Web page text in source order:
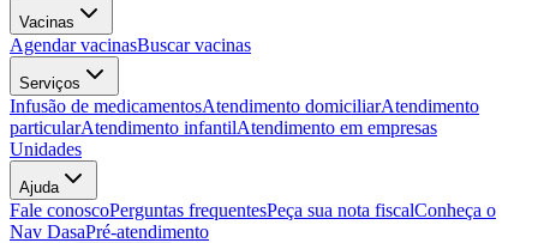
Vacinas
Agendar vacinasBuscar vacinas
Serviços
Infusão de medicamentosAtendimento domiciliarAtendimento
particularAtendimento infantilAtendimento em empresas
Unidades
Ajuda
Fale conoscoPerguntas frequentesPeça sua nota fiscalConheça o
Nav DasaPré-atendimento